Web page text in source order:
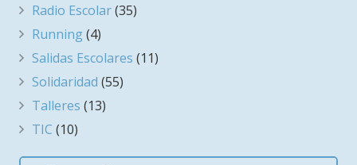
Radio Escolar(35)
Running(4)
Salidas Escolares (11)
Solidaridad (55)
Talleres (13)
TIC (10)